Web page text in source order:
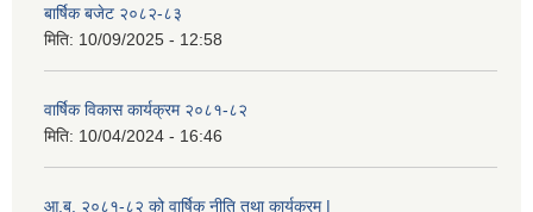
बार्षिक बजेट २०८२-८३
मिति: 10/09/2025 - 12:58
वार्षिक विकास कार्यक्रम २०८१-८२
मिति: 10/04/2024 - 16:46
आ.ब. २०८१-८२ को वार्षिक नीति तथा कार्यक्रम |